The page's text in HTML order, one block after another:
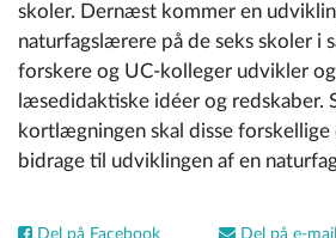
skoler. Dernæst kommer en
naturfagslærere på de seks skoler i
forskere og UC-kolleger udvikler
læsedidaktiske idéer og redskaber.
kortlægningen skal disse
bidrage til udviklingen af en
Del på Facebook
Del på e-mail